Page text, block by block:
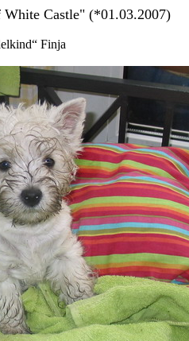
White Castle" (*01.03.2007)
Finja